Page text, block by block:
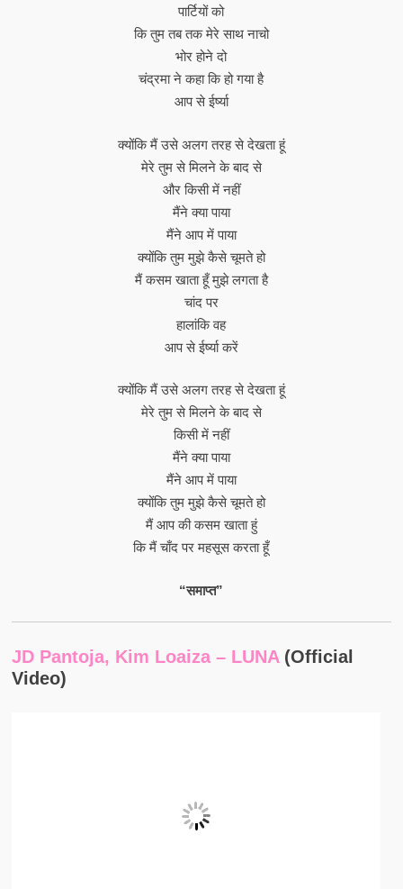
पार्टियों को
कि तुम तब तक मेरे साथ नाचो
भोर होने दो
चंद्रमा ने कहा कि हो गया है
आप से ईर्ष्या
क्योंकि मैं उसे अलग तरह से देखता हूं
मेरे तुम से मिलने के बाद से
और किसी में नहीं
मैंने क्या पाया
मैंने आप में पाया
क्योंकि तुम मुझे कैसे चूमते हो
मैं कसम खाता हूँ मुझे लगता है
चांद पर
हालांकि वह
आप से ईर्ष्या करें
क्योंकि मैं उसे अलग तरह से देखता हूं
मेरे तुम से मिलने के बाद से
किसी में नहीं
मैंने क्या पाया
मैंने आप में पाया
क्योंकि तुम मुझे कैसे चूमते हो
मैं आप की कसम खाता हुं
कि मैं चाँद पर महसूस करता हूँ
“समाप्त”
JD Pantoja, Kim Loaiza – LUNA(Official
Video)